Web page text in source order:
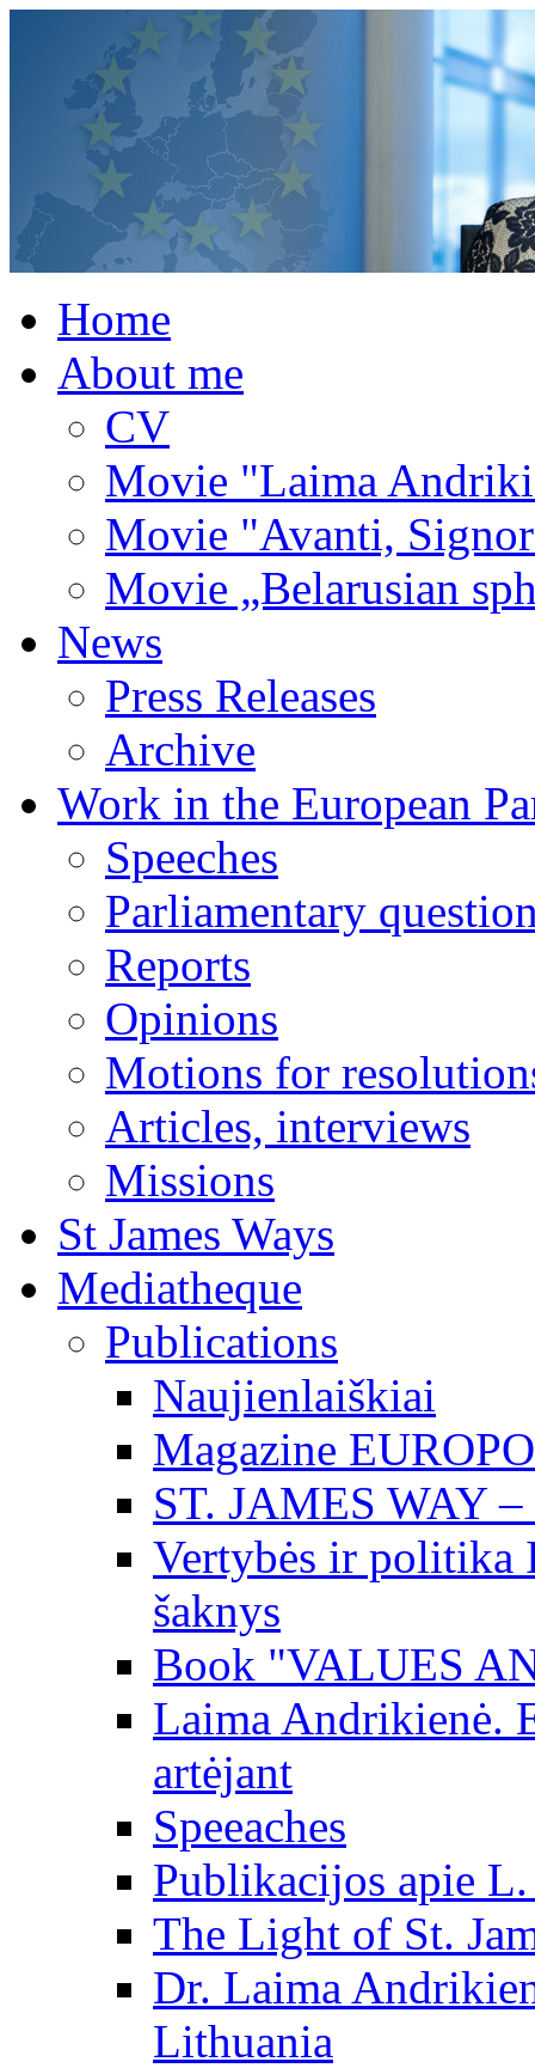
Home
About me
CV
Movie "Laima
Movie "Avanti,
Movie „Belarusian
News
Press Releases
Archive
Work in the European
Speeches
Parliamentary
Reports
Opinions
Motions for
Articles, interviews
Missions
St James Ways
Mediatheque
Publications
Naujienlaiškiai
Magazine
ST. JAMES WAY
Vertybės ir politika
šaknys
Book "VALUES
Laima Andrikienė.
artėjant
Speeaches
Publikacijos apie
The Light of St.
Dr. Laima
Lithuania